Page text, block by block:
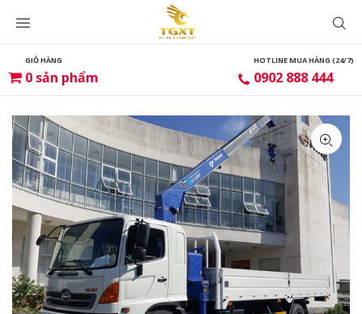
GIỎ HÀNG
0 sản phẩm
HOTLINE MUA HÀNG (24/7)
0902 888 444